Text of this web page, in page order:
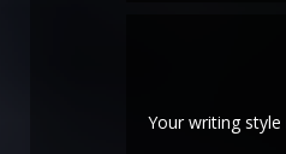
Your writing